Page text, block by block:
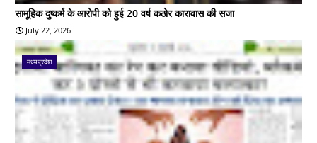
सामूहिक दुष्कर्म के आरोपी को हुई 20 वर्ष कठोर कारावास की सजा
July 22, 2026
मध्यप्रदेश